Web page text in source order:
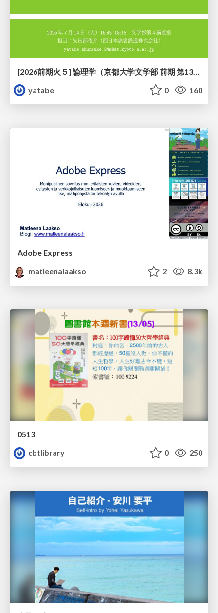
yatabe
0 160
Adobe Express
matleenalaakso
2 8.3k
0513
cbtlibrary
0 250